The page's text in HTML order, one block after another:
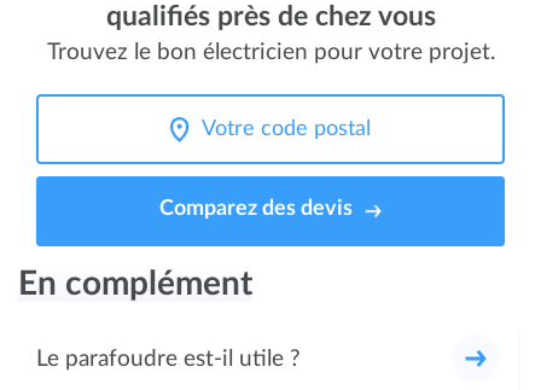
qualifiés près de chez vous
Trouvez le bon électricien pour votre projet.
Comparez des devis
En complément
Le parafoudre est-il utile ?